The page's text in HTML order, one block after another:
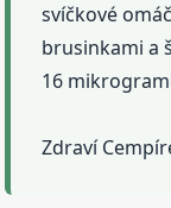
svíčkové
brusinkami a
16
Zdraví